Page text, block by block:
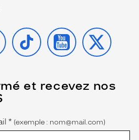
TIKTOK YOUTUBE
X
et recevez nos
* (exemple : nom@mail.com)